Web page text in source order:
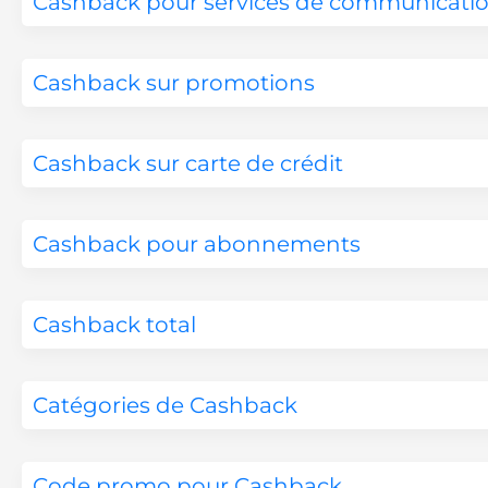
Cashback sur promotions
Cashback sur carte de crédit
Cashback pour abonnements
Cashback total
Catégories de Cashback